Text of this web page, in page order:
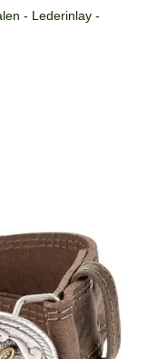
- Lederinlay -
Preis: